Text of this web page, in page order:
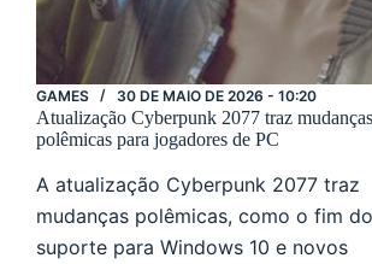
GAMES 30 DE MAIO DE 2026 - 10:20
Atualização Cyberpunk 2077 traz mudanças
polêmicas para jogadores de PC
A atualização Cyberpunk 2077 traz
mudanças polêmicas, como o fim do
suporte para Windows 10 e novos